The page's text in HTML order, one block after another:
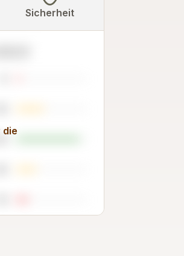
Sicherheit
die